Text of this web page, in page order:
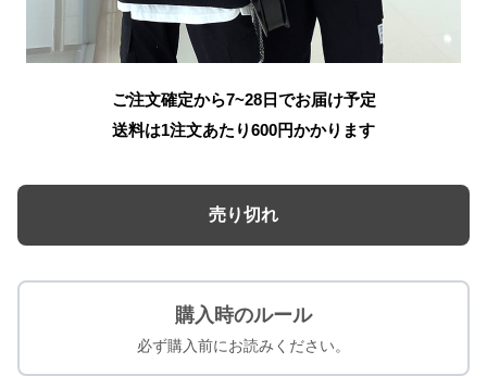
ご注文確定から7~28日でお届け予定
送料は1注文あたり600円かかります
売り切れ
購入時のルール
必ず購入前にお読みください。